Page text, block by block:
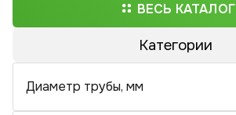
ВЕСЬ КАТАЛОГ
Категории
Диаметр трубы, мм